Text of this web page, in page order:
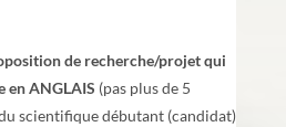
de recherche/projetqui
en ANGLAIS (pas plus de 5
scientifique débutant (candidat)